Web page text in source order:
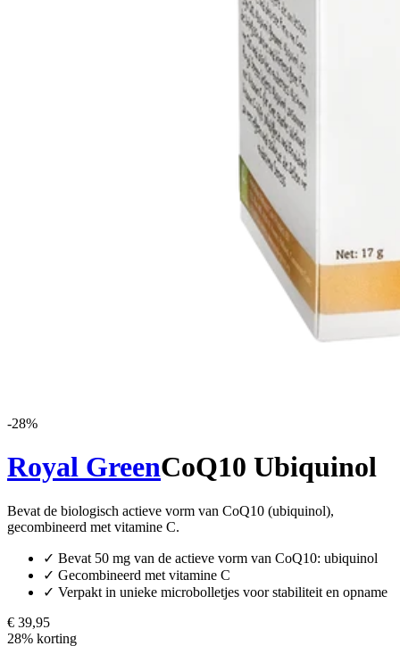
-28%
Royal GreenCoQ10 Ubiquinol
Bevat de biologisch actieve vorm van CoQ10 (ubiquinol),
gecombineerd met vitamine C.
✓ Bevat 50 mg van de actieve vorm van CoQ10: ubiquinol
✓ Gecombineerd met vitamine C
✓ Verpakt in unieke microbolletjes voor stabiliteit en opname
€ 39,95
28% korting